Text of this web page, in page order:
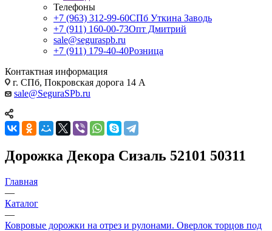
Телефоны
+7 (963) 312-99-60СПб Уткина Заводь
+7 (911) 160-00-73Опт Дмитрий
sale@seguraspb.ru
+7 (911) 179-40-40Розница
Контактная информация
г. СПб, Покровская дорога 14 А
sale@SeguraSPb.ru
Дорожка Декора Сизаль 52101 50311
Главная
—
Каталог
—
Ковровые дорожки на отрез и рулонами. Оверлок торцов под